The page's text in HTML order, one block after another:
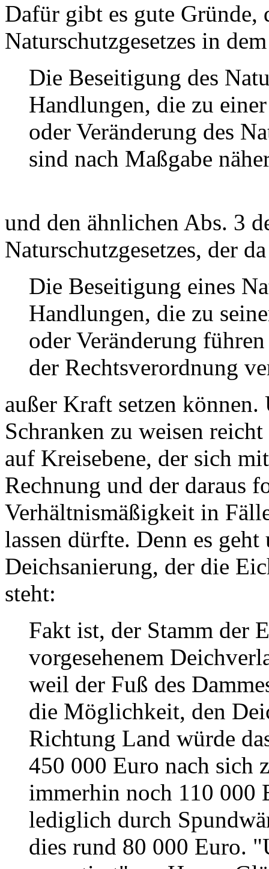
Dafür gibt es gute Gründe,
Naturschutzgesetzes in
Die Beseitigung des
Handlungen, die zu
oder Veränderung des
sind nach Maßgabe
und den ähnlichen Abs. 3
Naturschutzgesetzes, der
Die Beseitigung eines
Handlungen, die zu
oder Veränderung
der Rechtsverordnung
außer Kraft setzen können.
Schranken zu weisen
auf Kreisebene, der sich
Rechnung und der daraus
Verhältnismäßigkeit in
lassen dürfte. Denn es
Deichsanierung, der die
steht:
Fakt ist, der Stamm der
vorgesehenem
weil der Fuß des
die Möglichkeit, den
Richtung Land würde
450 000 Euro nach sich
immerhin noch 110 000
lediglich durch
dies rund 80 000 Euro.